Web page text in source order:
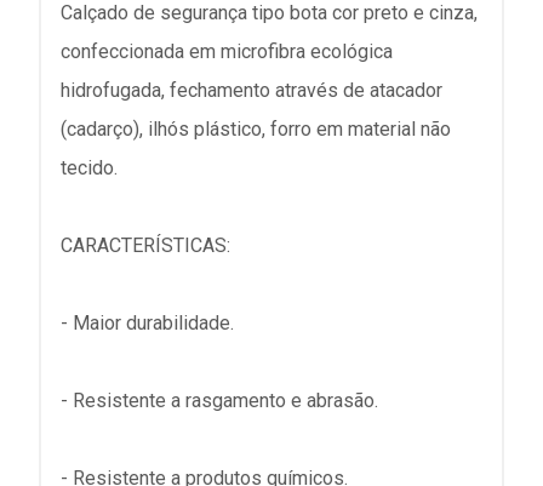
Calçado de segurança tipo bota cor preto e cinza,
confeccionada em microfibra ecológica
hidrofugada, fechamento através de atacador
(cadarço), ilhós plástico, forro em material não
tecido.
CARACTERÍSTICAS:
- Maior durabilidade.
- Resistente a rasgamento e abrasão.
- Resistente a produtos químicos.